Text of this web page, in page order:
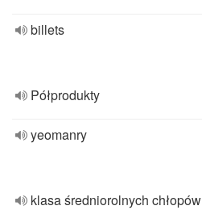
billets
Półprodukty
yeomanry
klasa średniorolnych chłopów